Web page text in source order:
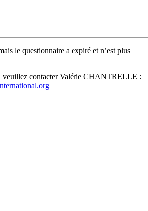
le questionnaire a expiré et n’est plus
veuillez contacter Valérie CHANTRELLE :